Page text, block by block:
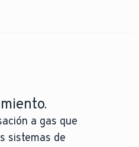
a gas que
sistemas de